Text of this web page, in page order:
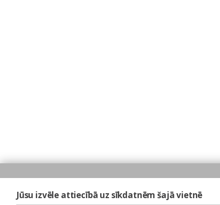
Jūsu izvēle attiecībā uz sīkdatnēm šajā vietnē